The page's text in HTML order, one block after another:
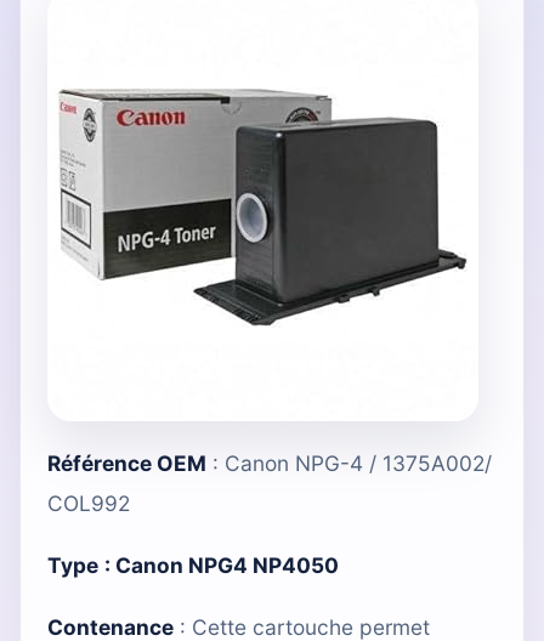
Référence OEM : Canon NPG-4 / 1375A002/
COL992
Type : Canon NPG4 NP4050
Contenance : Cette cartouche permet